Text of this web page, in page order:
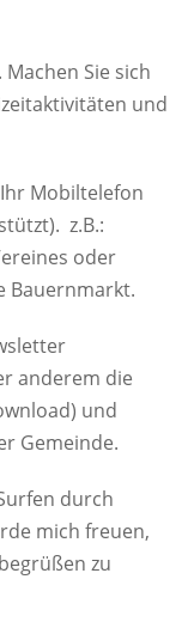
Sie sich
und
Mobiltelefon
z.B.:
oder
Bauernmarkt.
anderem die
und
Gemeinde.
durch
mich freuen,
zu